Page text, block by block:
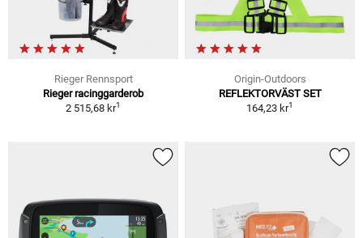
Rieger Rennsport
Rieger racinggarderob
2 515,68 kr1
Origin-Outdoors
REFLEKTORVÄST SET
164,23 kr1